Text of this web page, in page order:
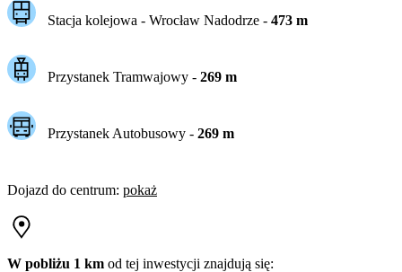
Stacja kolejowa - Wrocław Nadodrze- 473m
Przystanek Tramwajowy - 269m
Przystanek Autobusowy - 269m
Dojazd do centrum: pokaż
W pobliżu 1 km od tej inwestycji znajdują się: